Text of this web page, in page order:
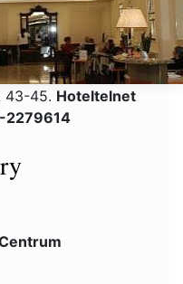
43-45. Hoteltelnet
2279614